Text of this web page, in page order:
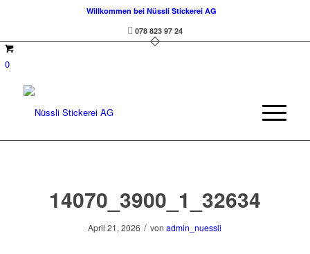
Willkommen bei Nüssli Stickerei AG
078 823 97 24
0
14070_3900_1_32634
April 21, 2026 / vonadmin_nuessli